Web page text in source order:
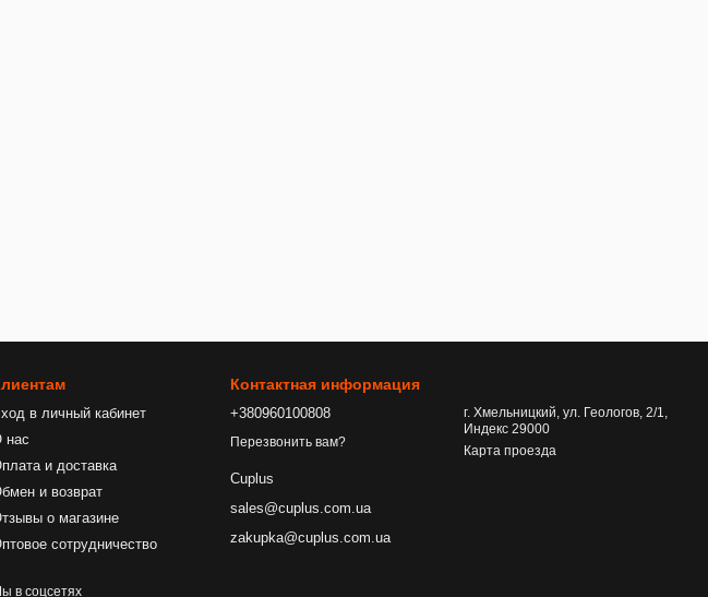
в личный кабинет
нас
и доставка
и возврат
о магазине
сотрудничество
в соцсетях
Контактная информация
+380960100808
Перезвонить вам?
Cuplus
sales@cuplus.com.ua
zakupka@cuplus.com.ua
г. Хмельницкий, ул. Геологов, 2/1,
Индекс 29000
Карта проезда